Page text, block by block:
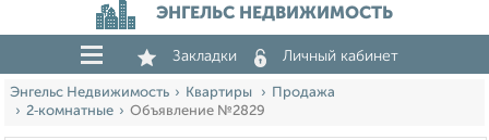
ЭНГЕЛЬС НЕДВИЖИМОСТЬ
Закладки Личный кабинет
Энгельс Недвижимость Квартиры
Продажа
2‑комнатные
Объявление №2829